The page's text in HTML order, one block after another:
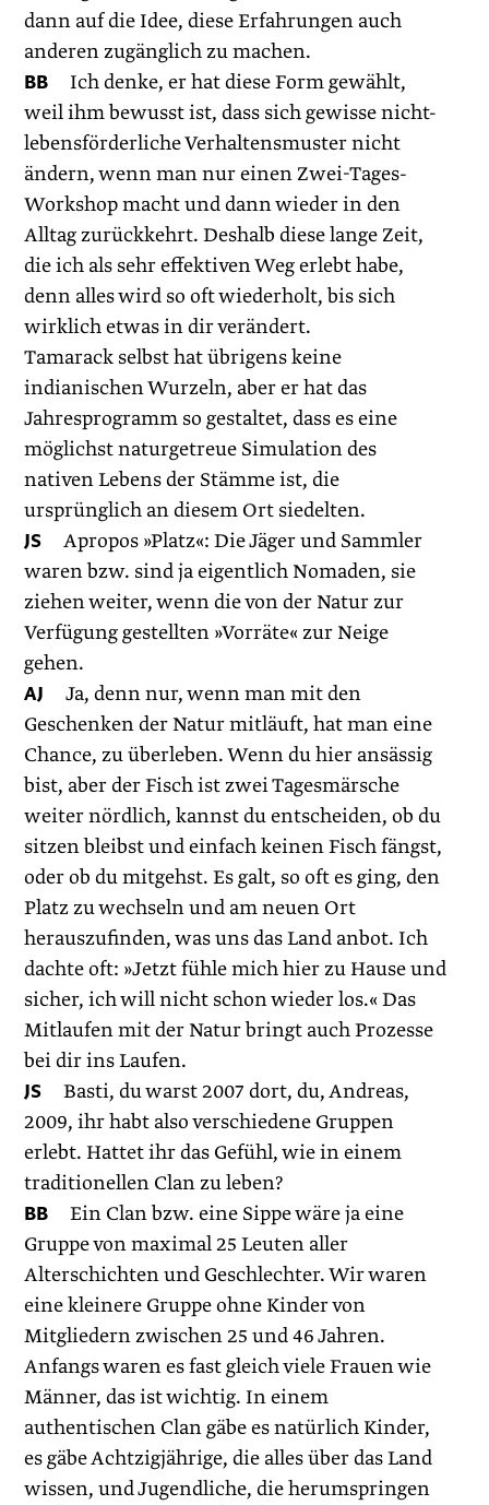
dann auf die Idee, diese Erfahrungen auch
anderen zugänglich zu machen.
BB Ich denke, er hat diese Form gewählt,
weil ihm bewusst ist, dass sich gewisse nicht-
lebensförderliche Verhaltensmuster nicht
ändern, wenn man nur einen Zwei-Tages-
Workshop macht und dann wieder in den
Alltag zurückkehrt. Deshalb diese lange Zeit,
die ich als sehr effektiven Weg erlebt habe,
denn alles wird so oft wiederholt, bis sich
wirklich etwas in dir verändert.
Tamarack selbst hat übrigens keine
indianischen Wurzeln, aber er hat das
Jahresprogramm so gestaltet, dass es eine
möglichst naturgetreue Simulation des
nativen Lebens der Stämme ist, die
ursprünglich an diesem Ort siedelten.
JS Apropos »Platz«: Die Jäger und Sammler
waren bzw. sind ja eigentlich Nomaden, sie
ziehen weiter, wenn die von der Natur zur
Verfügung gestellten »Vorräte« zur Neige
gehen.
AJ Ja, denn nur, wenn man mit den
Geschenken der Natur mitläuft, hat man eine
Chance, zu überleben. Wenn du hier ansässig
bist, aber der Fisch ist zwei Tagesmärsche
weiter nördlich, kannst du entscheiden, ob du
sitzen bleibst und einfach keinen Fisch fängst,
oder ob du mitgehst. Es galt, so oft es ging, den
Platz zu wechseln und am neuen Ort
herauszufinden, was uns das Land anbot. Ich
dachte oft: »Jetzt fühle mich hier zu Hause und
sicher, ich will nicht schon wieder los.« Das
Mitlaufen mit der Natur bringt auch Prozesse
bei dir ins Laufen.
JS Basti, du warst 2007 dort, du, Andreas,
2009, ihr habt also verschiedene Gruppen
erlebt. Hattet ihr das Gefühl, wie in einem
traditionellen Clan zu leben?
BB Ein Clan bzw. eine Sippe wäre ja eine
Gruppe von maximal 25 Leuten aller
Alterschichten und Geschlechter. Wir waren
eine kleinere Gruppe ohne Kinder von
Mitgliedern zwischen 25 und 46 Jahren.
Anfangs waren es fast gleich viele Frauen wie
Männer, das ist wichtig. In einem
authentischen Clan gäbe es natürlich Kinder,
es gäbe Achtzigjährige, die alles über das Land
wissen, und Jugendliche, die herumspringen